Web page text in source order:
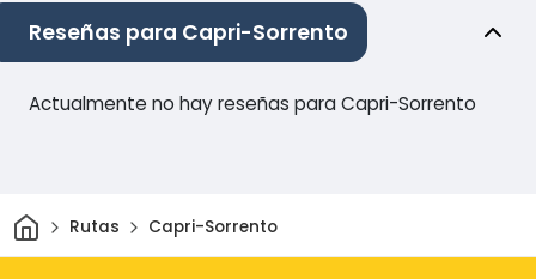
Reseñas para Capri-Sorrento
Actualmente no hay reseñas para Capri-Sorrento
InicioRutas Capri-Sorrento